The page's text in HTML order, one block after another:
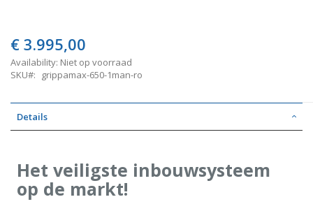
€ 3.995,00
Availability: Niet op voorraad
SKU
grippamax-650-1man-ro
Details
Het veiligste inbouwsysteem
op de markt!